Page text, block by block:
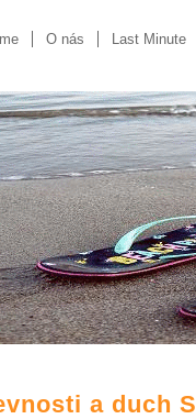
O nás Last Minute
a duch